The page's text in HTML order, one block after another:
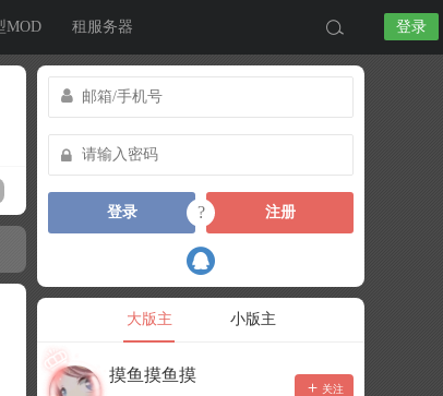
MOD 租服务器 登录
登录 ? 注册
大版主 小版主
摸鱼摸鱼摸
关注